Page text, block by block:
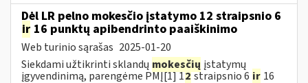
Dėl LR pelno mokesčio įstatymo 12 straipsnio 6
ir 16 punktų apibendrinto paaiškinimo
Web turinio sąrašas 2025-01-20
Siekdami užtikrinti sklandų mokesčių įstatymų
įgyvendinimą, parengėme PMĮ[1] 12straipsnio 6 ir 16